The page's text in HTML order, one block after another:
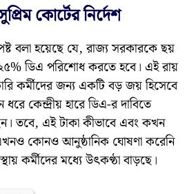
কোর্টের নির্দেশ
বলা হয়েছে যে, রাজ্য সরকারকে ছয়
ডিএ পরিশোধ করতে হবে। এই রায়
কর্মীদের জন্য একটি বড় জয় হিসেবে
ধরে কেন্দ্রীয় হারে ডিএ-র দাবিতে
তবে, এই টাকা কীভাবে এবং কখন
কোনও আনুষ্ঠানিক ঘোষণা করেনি
কর্মীদের মধ্যে উৎকণ্ঠা বাড়ছে।